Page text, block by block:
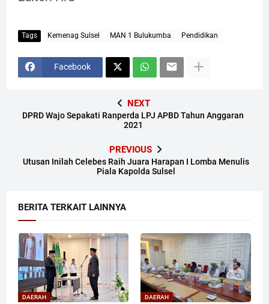
Tags Kemenag Sulsel MAN 1 Bulukumba Pendidikan
Facebook
NEXT
DPRD Wajo Sepakati Ranperda LPJ APBD Tahun Anggaran
2021
PREVIOUS
Utusan Inilah Celebes Raih Juara Harapan I Lomba Menulis
Piala Kapolda Sulsel
BERITA TERKAIT LAINNYA
DAERAH DAERAH